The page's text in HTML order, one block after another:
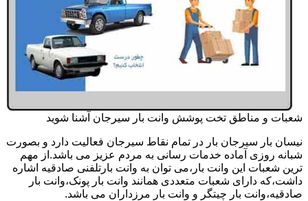
شعبات و مناطق تخت پوشش وانت بار سیرجان آشنا شوید
نیسان بار سیرجان بار در تمام نقاط سیرجان فعالیت دارد و بصورت
شبانه روزی آماده خدمات رسانی به مردم عزیز می باشد.از مهم
ترین شعبات این وانت بار،می توان به وانت بارتلفنی صادقیه اشاره
داشت،که دارای شعبات متعددی همانند وانت بار پونک،وانت بار
صادقیه،وانت بار چیتگر و وانت بار مرزداران می باشد.